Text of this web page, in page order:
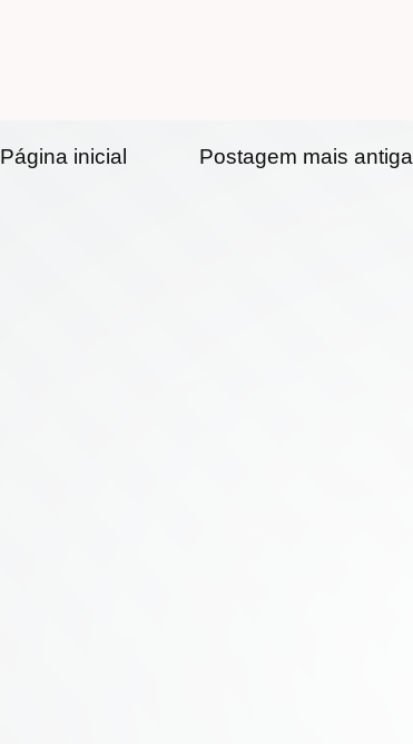
Postagem mais antiga
Página inicial